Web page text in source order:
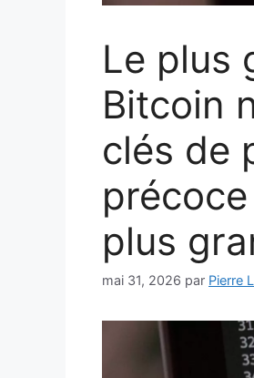
Le plus
Bitcoin
clés de
plus
mai 31, 2026 par Pierre